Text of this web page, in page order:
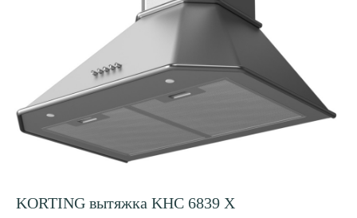
KORTING вытяжка KHC 6839 X